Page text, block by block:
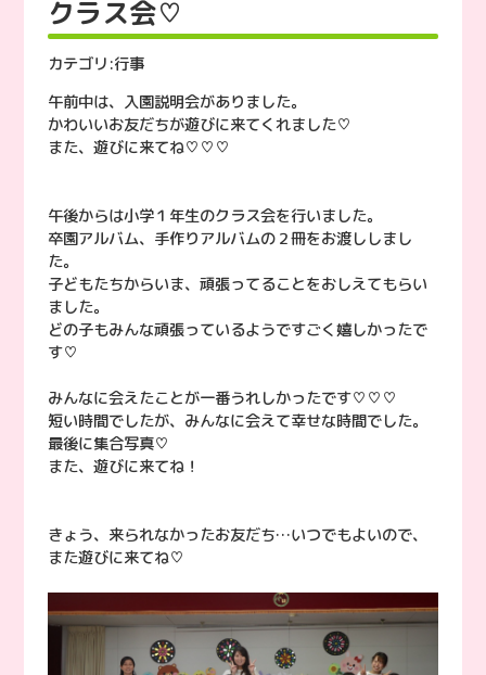
クラス会♡
カテゴリ:行事
午前中は、入園説明会がありました。
かわいいお友だちが遊びに来てくれました♡
また、遊びに来てね♡♡♡
午後からは小学１年生のクラス会を行いました。
卒園アルバム、手作りアルバムの２冊をお渡ししまし
た。
子どもたちからいま、頑張ってることをおしえてもらい
ました。
どの子もみんな頑張っているようですごく嬉しかったで
す♡
みんなに会えたことが一番うれしかったです♡♡♡
短い時間でしたが、みんなに会えて幸せな時間でした。
最後に集合写真♡
また、遊びに来てね！
きょう、来られなかったお友だち…いつでもよいので、
また遊びに来てね♡